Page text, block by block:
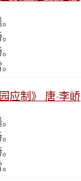
应制》 唐·李峤